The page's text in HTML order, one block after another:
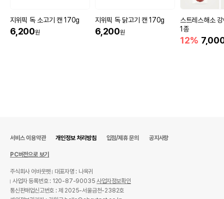
지위픽 독 소고기 캔 170g
6,200원
지위픽 독 닭고기 캔 170g
6,200원
스트레스해소
1종
12%
서비스 이용약관 개인정보 처리방침 입점/제휴 문의 공지사항
PC버전으로 보기
주식회사 어바웃펫
대표자명 : 나옥귀
사업자 등록번호 : 120-87-90035사업자정보확인
통신판매업신고번호 : 제 2025-서울금천-2382호